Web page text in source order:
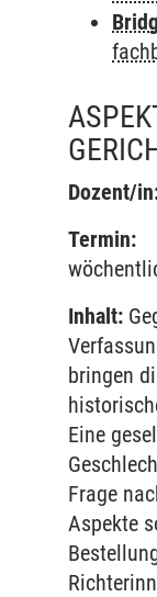
Dozent/
Termin:
Inhalt:
bringen
Eine
Frage
Aspekte